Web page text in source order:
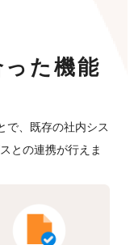
た機能
で、既存の社内シス
との連携が行えま